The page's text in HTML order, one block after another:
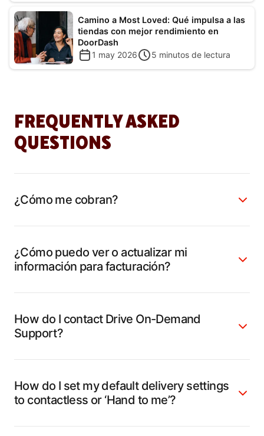
Camino a Most Loved: Qué impulsa a las
tiendas con mejor rendimiento en
DoorDash
1 may 2026
5 minutos de lectura
FREQUENTLY ASKED
QUESTIONS
¿Cómo me cobran?
¿Cómo puedo ver o actualizar mi
información para facturación?
How do I contact Drive On-Demand
Support?
How do I set my default delivery settings
to contactless or ‘Hand to me’?